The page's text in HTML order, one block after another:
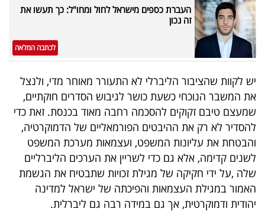
העברת כספים מישראל לחול ומחו"ל: כך תעשו את
זה נכון
לכתבה המלאה
יש לקוות שהציבור הליברלי לא התעורר מאוחר מדי, ולנצל
את המשבר הנוכחי כשעת כושר לגיבוש הסדרים חוקתיים,
שמעצם טיבם זקוקים להסכמה רחבה מאוד בכנסת. זאת כדי
להסדיר לא רק את ההיבטים הפורמאליים של הדמוקרטיה,
והבטחת את עליונות המשפט, ועצמאות מערכת המשפט
לשנים קדימה, אלא גם כדי לשריין את הערכים הליברליים
שלה ,על ידי חקיקה של מגילת זכויות שתבטיח את הגשמת
האמור במגילת העצמאות והפיכתה של ישראל למדינה
יהודית ודמוקרטית, אך גם במידה רבה גם ליברלית.